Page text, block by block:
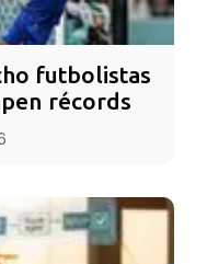
altarde
futbolistas
récords